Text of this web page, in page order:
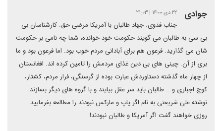
جوادی ۲۲ دی ۱۴۰۰ | ۲۱:۰۳
جناب فدوی. جهاد طالبان با آمریکا مرضی حق. کارشناسان بی
بی سی به طالبان می گویند حکومت خود خوانده، شما چه نامی بر حکومت
شان می گذارید. فرعون هم برای آبادانی مردم خوب بود. اما فرعون بود و ما
بری از آن. چینی های بی دین غذای مردمش را تامین کرده اند. افغانستان
از چهار ماه گذشته دستاوردش عبارت بوده از گرسنگی، فرار مردم، کشتار،
کوچ اجباری و... طالبان باید سر عقل بیایند و با گروه های دیگر بسازند.
نوشته علی شریعتی به نام اگر پاپ و مارکس نبودند را مطالعه بفرمایید.
روزی خواهند گفت اگر آمریکا و طالبان نبودند!